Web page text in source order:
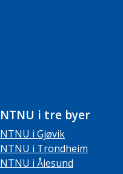
NTNU i tre byer
NTNU i Gjøvik
NTNU i Trondheim
NTNU i Ålesund